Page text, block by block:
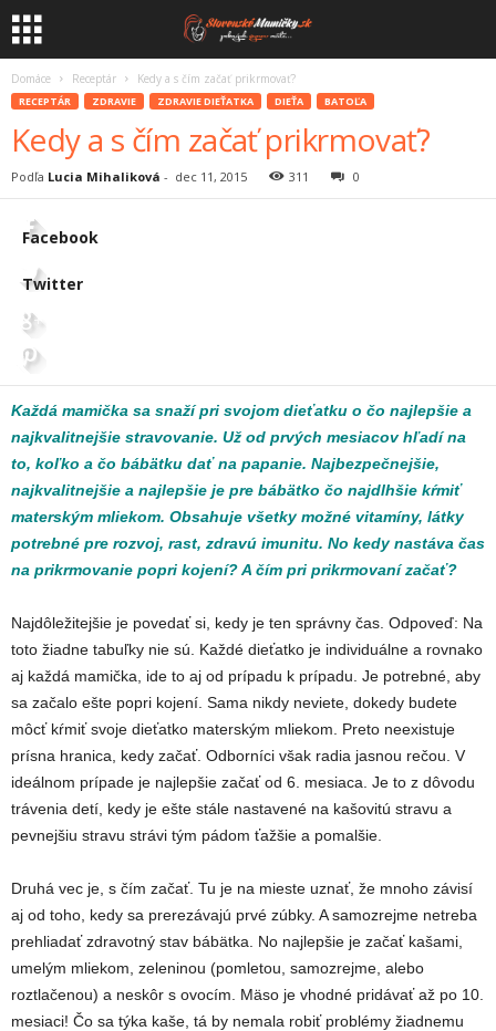
Domáce Receptár Kedy a s čím začať prikrmovať?
RECEPTÁR ZDRAVIE ZDRAVIE DIEŤATKA DIEŤA BATOĽA
Kedy a s čím začať prikrmovať?
Podľa Lucia Mihaliková - dec 11, 2015 311 0
Facebook
Twitter
Každá mamička sa snaží pri svojom dieťatku o čo najlepšie a
najkvalitnejšie stravovanie. Už od prvých mesiacov hľadí na
to, koľko a čo bábätku dať na papanie. Najbezpečnejšie,
najkvalitnejšie a najlepšie je pre bábätko čo najdlhšie kŕmiť
materským mliekom. Obsahuje všetky možné vitamíny, látky
potrebné pre rozvoj, rast, zdravú imunitu. No kedy nastáva čas
na prikrmovanie popri kojení? A čím pri prikrmovaní začať?
Najdôležitejšie je povedať si, kedy je ten správny čas. Odpoveď: Na
toto žiadne tabuľky nie sú. Každé dieťatko je individuálne a rovnako
aj každá mamička, ide to aj od prípadu k prípadu. Je potrebné, aby
sa začalo ešte popri kojení. Sama nikdy neviete, dokedy budete
môcť kŕmiť svoje dieťatko materským mliekom. Preto neexistuje
prísna hranica, kedy začať. Odborníci však radia jasnou rečou. V
ideálnom prípade je najlepšie začať od 6. mesiaca. Je to z dôvodu
trávenia detí, kedy je ešte stále nastavené na kašovitú stravu a
pevnejšiu stravu strávi tým pádom ťažšie a pomalšie.
Druhá vec je, s čím začať. Tu je na mieste uznať, že mnoho závisí
aj od toho, kedy sa prerezávajú prvé zúbky. A samozrejme netreba
prehliadať zdravotný stav bábätka. No najlepšie je začať kašami,
umelým mliekom, zeleninou (pomletou, samozrejme, alebo
roztlačenou) a neskôr s ovocím. Mäso je vhodné pridávať až po 10.
mesiaci! Čo sa týka kaše, tá by nemala robiť problémy žiadnemu